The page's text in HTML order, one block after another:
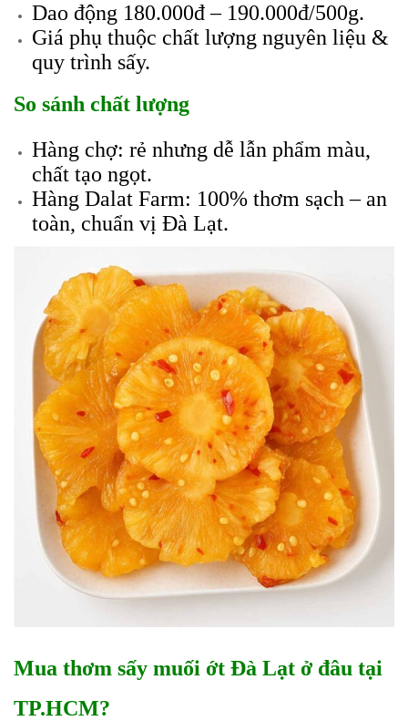
Dao động 180.000đ – 190.000đ/500g.
Giá phụ thuộc chất lượng nguyên liệu &
quy trình sấy.
So sánh chất lượng
Hàng chợ: rẻ nhưng dễ lẫn phẩm màu,
chất tạo ngọt.
Hàng Dalat Farm: 100% thơm sạch – an
toàn, chuẩn vị Đà Lạt.
Mua thơm sấy muối ớt Đà Lạt ở đâu tại
TP.HCM?